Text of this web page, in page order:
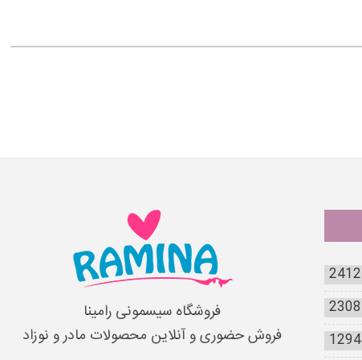
(الزامی)*
2412
2308
1294
فروشگاه سیسمونی رامینا
فروش حضوری و آنلاین محصولات مادر و نوزاد